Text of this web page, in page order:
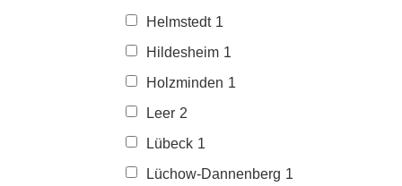
Helmstedt 1
Hildesheim 1
Holzminden 1
Leer 2
Lübeck 1
Lüchow-Dannenberg 1